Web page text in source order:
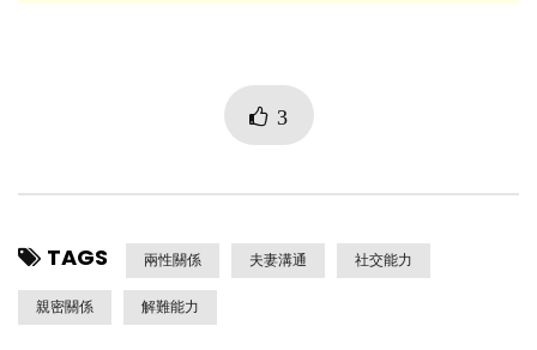
3
TAGS 兩性關係 夫妻溝通 社交能力
親密關係 解難能力